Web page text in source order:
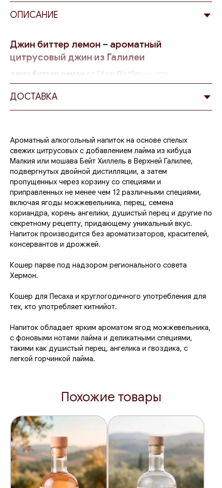
ОПИСАНИЕ
Джин биттер лемон – ароматный
цитрусовый джин из Галилеи
джин биттер лемон от Olgar Distillery — это
ароматический алкогольный напиток премиального
уровня, созданный на основе свежих цитрусовых и
многогранный вкус, который раскрывается постепенно.
Этот напиток создается в Верхней Галилее — регионе,
известном своими плодородными землями, мягким
климатом и богатой сельскохозяйственной традицией.
Именно здесь выращиваются цитрусовые, которые
становятся основой для производстваджин биттер
лемон. Каждый этап производства контролируется
мастерами Olgar Distillery, чтобы сохранить натуральный
вкус и аромат фруктов.
Свежие цитрусовые из Верхней Галилеи
Одной из особенностейджин биттер лемонявляется
использование свежих цитрусовых, выращенных в
сочетанию солнечного климата, чистой воды и
плодородной почвы цитрусовые приобретают яркий
цитрусовые выращиваются в Верхней Галилее
используются только спелые плоды
натуральный аромат без искусственных добавок
Именно поэтомуджин биттер лемонотличается
естественной свежестью и ярким ароматом цитрусовых.
Традиционная дистилляция и уникальный
процесс производства
В основе производстваджин биттер лемонлежит
классическая технология дистилляции, которая
позволяет сохранить натуральный аромат фруктов и
ДОСТАВКА
Ароматный алкогольный напиток на основе спелых
свежих цитрусовых с добавлением лайма из кибуца
Малкия или мошава Бейт Хиллель в Верхней Галилее,
подвергнутых двойной дистилляции, а затем
пропущенных через корзину со специями и
приправленных не менее чем 12 различными специями,
включая ягоды можжевельника, перец, семена
кориандра, корень ангелики, душистый перец и другие по
секретному рецепту, придающему уникальный вкус.
Напиток производится без ароматизаторов, красителей,
консервантов и дрожжей.
Кошер парве под надзором регионального совета
Хермон.
Кошер для Песаха и круглогодичного употребления для
тех, кто употребляет китнийот.
Напиток обладает ярким ароматом ягод можжевельника,
с фоновыми нотами лайма и деликатными специями,
такими как душистый перец, ангелика и гвоздика, с
легкой горчинкой лайма.
Похожие товары